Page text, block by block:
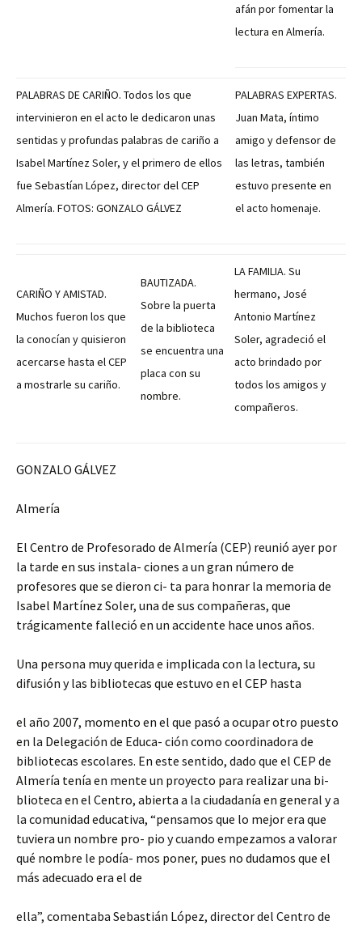
afán por fomentar la
lectura en Almería.
PALABRAS DE CARIÑO. Todos los que
intervinieron en el acto le dedicaron unas
sentidas y profundas palabras de cariño a
Isabel Martínez Soler, y el primero de ellos
fue Sebastían López, director del CEP
Almería. FOTOS: GONZALO GÁLVEZ
PALABRAS EXPERTAS.
Juan Mata, íntimo
amigo y defensor de
las letras, también
estuvo presente en
el acto homenaje.
CARIÑO Y AMISTAD.
Muchos fueron los que
la conocían y quisieron
acercarse hasta el CEP
a mostrarle su cariño.
BAUTIZADA.
Sobre la puerta
de la biblioteca
se encuentra una
placa con su
nombre.
LA FAMILIA. Su
hermano, José
Antonio Martínez
Soler, agradeció el
acto brindado por
todos los amigos y
compañeros.
GONZALO GÁLVEZ
Almería
El Centro de Profesorado de Almería (CEP) reunió ayer por
la tarde en sus instala- ciones a un gran número de
profesores que se dieron ci- ta para honrar la memoria de
Isabel Martínez Soler, una de sus compañeras, que
trágicamente falleció en un accidente hace unos años.
Una persona muy querida e implicada con la lectura, su
difusión y las bibliotecas que estuvo en el CEP hasta
el año 2007, momento en el que pasó a ocupar otro puesto
en la Delegación de Educa- ción como coordinadora de
bibliotecas escolares. En este sentido, dado que el CEP de
Almería tenía en mente un proyecto para realizar una bi-
blioteca en el Centro, abierta a la ciudadanía en general y a
la comunidad educativa, “pensamos que lo mejor era que
tuviera un nombre pro- pio y cuando empezamos a valorar
qué nombre le podía- mos poner, pues no dudamos que el
más adecuado era el de
ella”, comentaba Sebastián López, director del Centro de